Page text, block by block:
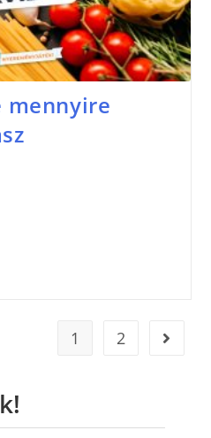
mennyire
1 2